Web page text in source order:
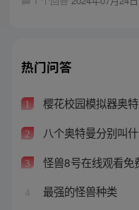
热门问答
1 樱花校园模拟器奥
2 八个奥特曼分别叫
3 怪兽8号在线观看免
4 最强的怪兽种类